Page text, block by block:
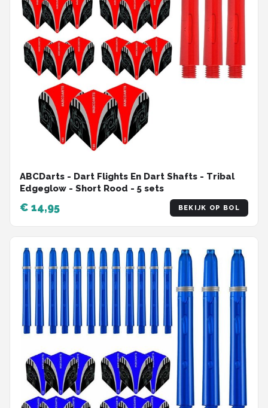
ABCDarts - Dart Flights En Dart Shafts - Tribal
Edgeglow - Short Rood - 5 sets
€ 14,95 BEKIJK OP BOL